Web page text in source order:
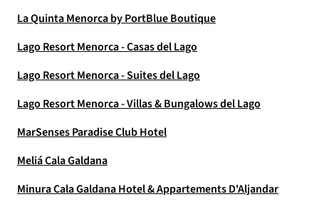
La Quinta Menorca by PortBlue Boutique
Lago Resort Menorca - Casas del Lago
Lago Resort Menorca - Suites del Lago
Lago Resort Menorca - Villas & Bungalows del Lago
MarSenses Paradise Club Hotel
Meliá Cala Galdana
Minura Cala Galdana Hotel & Appartements D'Aljandar